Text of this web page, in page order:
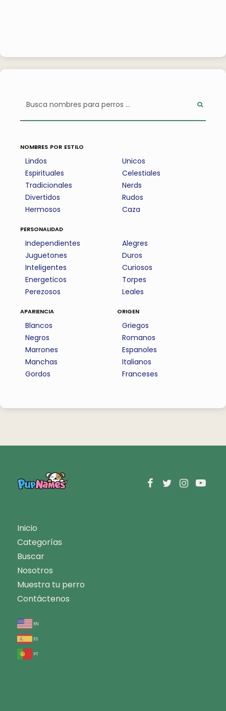
nombres por estilo
Lindos
Espirituales
Tradicionales
Divertidos
Hermosos
Unicos
Celestiales
Nerds
Rudos
Caza
personalidad
Independientes
Juguetones
Inteligentes
Energeticos
Perezosos
Alegres
Duros
Curiosos
Torpes
Leales
apariencia
Blancos
Negros
Marrones
Manchas
Gordos
origen
Griegos
Romanos
Espanoles
Italianos
Franceses
Inicio
Categorías
Buscar
Nosotros
Muestra tu perro
Contáctenos
en
es
pt